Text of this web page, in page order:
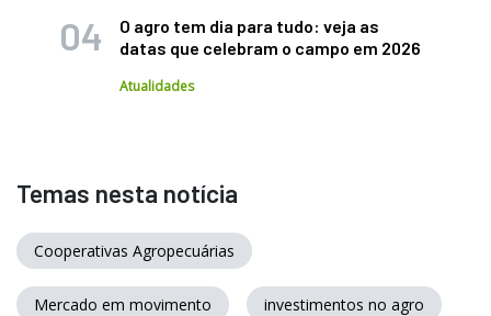
O agro tem dia para tudo: veja as
datas que celebram o campo em 2026
Atualidades
Temas nesta notícia
Cooperativas Agropecuárias
Mercado em movimento investimentos no agro